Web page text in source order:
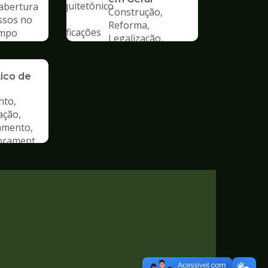
no
Construção,
Reforma,
Legalização,
de